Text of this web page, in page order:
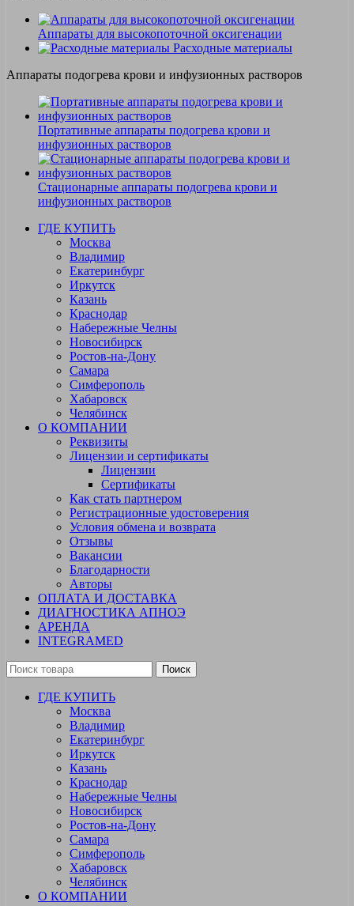
Аппараты для высокопоточной оксигенации
Расходные материалы
Аппараты подогрева крови и инфузионных растворов
Портативные аппараты подогрева крови и
инфузионных растворов
Стационарные аппараты подогрева крови и
инфузионных растворов
ГДЕ КУПИТЬ
Москва
Владимир
Екатеринбург
Иркутск
Казань
Краснодар
Набережные Челны
Новосибирск
Ростов-на-Дону
Самара
Симферополь
Хабаровск
Челябинск
О КОМПАНИИ
Реквизиты
Лицензии и сертификаты
Лицензии
Сертификаты
Как стать партнером
Регистрационные удостоверения
Условия обмена и возврата
Отзывы
Вакансии
Благодарности
Авторы
ОПЛАТА И ДОСТАВКА
ДИАГНОСТИКА АПНОЭ
АРЕНДА
INTEGRAMED
Поиск
ГДЕ КУПИТЬ
Москва
Владимир
Екатеринбург
Иркутск
Казань
Краснодар
Набережные Челны
Новосибирск
Ростов-на-Дону
Самара
Симферополь
Хабаровск
Челябинск
О КОМПАНИИ